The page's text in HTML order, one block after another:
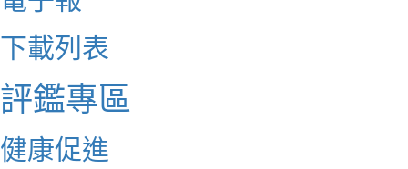
下載列表
評鑑專區
健康促進